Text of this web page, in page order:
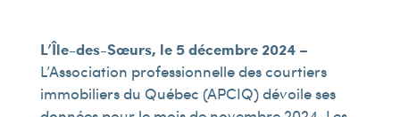
L’Île-des-Sœurs, le 5 décembre 2024–
L’Association professionnelle des courtiers
immobiliers du Québec (APCIQ) dévoile ses